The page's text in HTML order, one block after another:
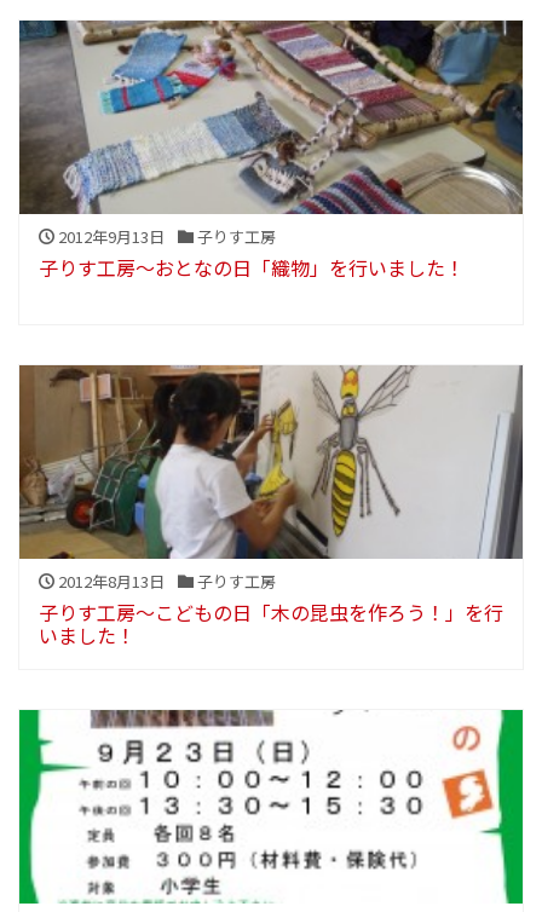
2012年9月13日 子りす工房
子りす工房～おとなの日「織物」を行いました！
2012年8月13日 子りす工房
子りす工房～こどもの日「木の昆虫を作ろう！」を行
いました！